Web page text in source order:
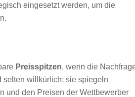
eingesetzt werden, um die
Preisspitzen, wenn die
selten willkürlich; sie spiegeln
und den Preisen der Wettbewerber